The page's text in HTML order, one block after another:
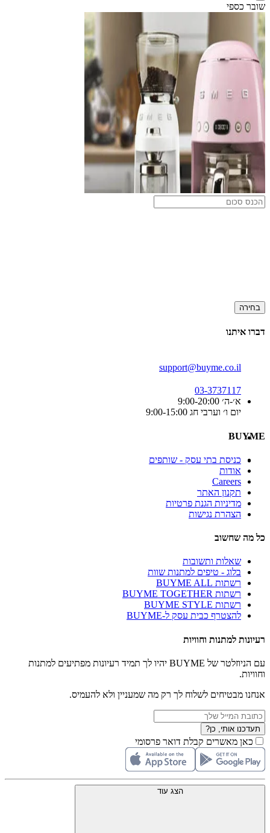
שובר כספי
בחירה
דברו איתנו
support@buyme.co.il
03-3737117
א׳-ה׳ 9:00-20:00
יום ו׳ וערבי חג 9:00-15:00
BUYME
כניסת בתי עסק - שותפים
אודות
Careers
תקנון האתר
מדיניות הגנת פרטיות
הצהרת נגישות
כל מה שחשוב
שאלות ותשובות
בלוג - טיפים למתנות שוות
רשתות BUYME ALL
רשתות BUYME TOGETHER
רשתות BUYME STYLE
להצטרף כבית עסק ל-BUYME
רעיונות למתנות וחוויות
עם הניוזלטר של BUYME יהיו לך תמיד רעיונות מפתיעים למתנות
וחוויות.
אנחנו מבטיחים לשלוח לך רק מה שמעניין ולא להעמיס.
תעדכנו אותי, כן?
כאן מאשרים קבלת דואר פרסומי
הצג עוד